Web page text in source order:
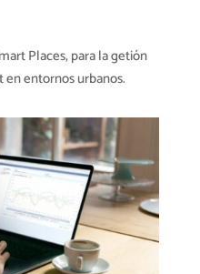
Places, para la getión
entornos urbanos.